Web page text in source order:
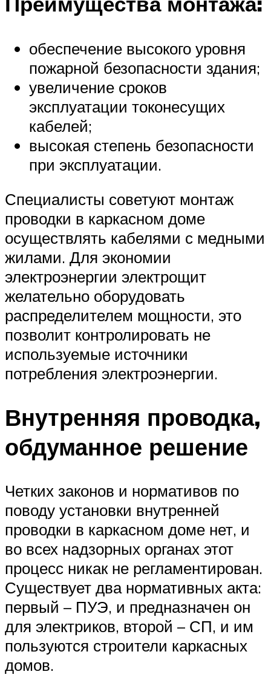
обеспечение высокого уровня
пожарной безопасности здания;
увеличение сроков
эксплуатации токонесущих
кабелей;
высокая степень безопасности
при эксплуатации.
Специалисты советуют монтаж
проводки в каркасном доме
осуществлять кабелями с медными
жилами. Для экономии
электроэнергии электрощит
желательно оборудовать
распределителем мощности, это
позволит контролировать не
используемые источники
потребления электроэнергии.
Внутренняя проводка,
обдуманное решение
Четких законов и нормативов по
поводу установки внутренней
проводки в каркасном доме нет, и
во всех надзорных органах этот
процесс никак не регламентирован.
Существует два нормативных акта:
первый – ПУЭ, и предназначен он
для электриков, второй – СП, и им
пользуются строители каркасных
домов.